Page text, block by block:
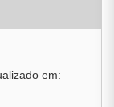
em: